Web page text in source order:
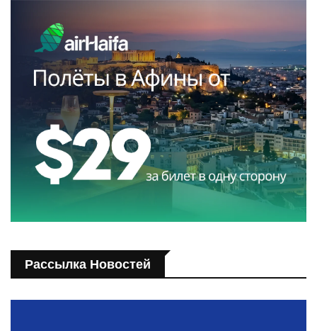
Рассылка Новостей